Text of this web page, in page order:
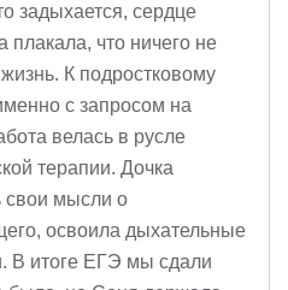
задыхается, сердце
плакала, что ничего не
К подростковому
с запросом на
велась в русле
терапии. Дочка
свои мысли о
освоила дыхательные
В итоге ЕГЭ мы сдали